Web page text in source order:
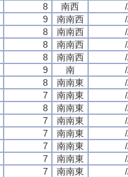
8 南西
9 南南西
8 南南西
8 南南西
8 南南西
9 南
8 南南東
7 南南東
8 南南東
7 南南東
7 南南東
7 南南東
7 南南東
7 南南東